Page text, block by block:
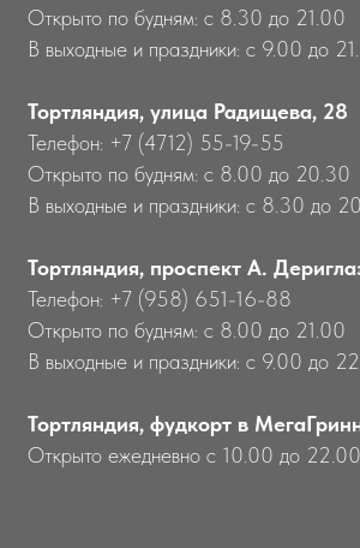
Открыто по будням: с 8.30 до 21.00
В выходные и праздники: с 9.00 до
Тортляндия, улица Радищева, 28
Телефон: +7 (4712) 55-19-55
Открыто по будням: с 8.00 до 20.30
В выходные и праздники: с 8.30 до
Тортляндия, проспект А.
Телефон: +7 (958) 651-16-88
Открыто по будням: с 8.00 до 21.00
В выходные и праздники: с 9.00 до
Тортляндия, фудкорт в
Открыто ежедневно с 10.00 до 22.00